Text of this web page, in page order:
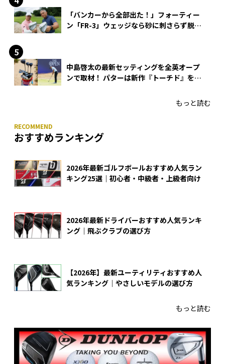
「バンカーから全部出た！」フォーティー
ン「FR-3」ウェッジなら砂に刺さらず脱出
中島啓太の最新セッティングを全英オープ
ンで取材！ パターは新作『トーチド』を投
もっと読む
おすすめランキング
2026年最新ゴルフボールおすすめ人気ラン
キング25選｜初心者・中級者・上級者向け
2026年最新ドライバーおすすめ人気ランキ
ング｜飛ぶクラブの選び方
【2026年】最新ユーティリティおすすめ人
気ランキング｜やさしいモデルの選び方
もっと読む